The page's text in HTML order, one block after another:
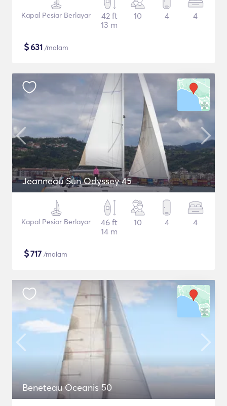
Kapal Pesiar Berlayar
42 ft
13 m
10 4 4
$631 /malam
Jeanneau Sun Odyssey 45
Kapal Pesiar Berlayar
46 ft
14 m
10 4 4
$717 /malam
Beneteau Oceanis 50